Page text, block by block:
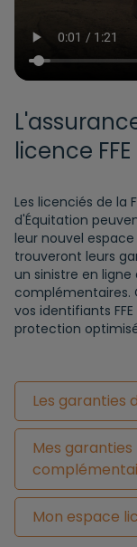
licence FFE
Les licenciés de la
d'Équitation
leur nouvel
trouveront leurs
un sinistre en
complémentaires.
vos identifiants
protection
Les garanties
Mes garanties
Mon espace